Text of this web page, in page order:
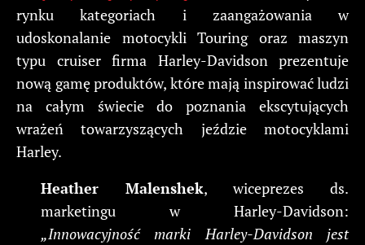
rynku kategoriach i zaangażowania w
udoskonalanie motocykli Touring oraz maszyn
typu cruiser firma Harley-Davidson prezentuje
nową gamę produktów, które mają inspirować ludzi
na całym świecie do poznania ekscytujących
wrażeń towarzyszących jeździe motocyklami
Harley.
Heather Malenshek, wiceprezes ds.
marketingu w Harley-Davidson:
„Innowacyjność marki Harley-Davidson jest